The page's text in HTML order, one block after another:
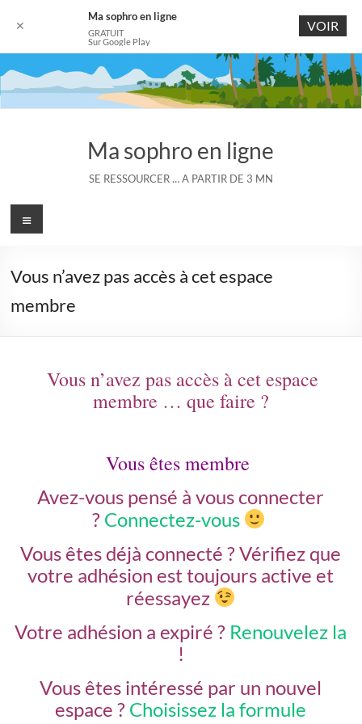
au
contenu
Ma sophro en ligne
SE RESSOURCER … A PARTIR DE 3 MN
Menu
Vous n’avez pas accès à cet espace
membre
Vous n’avez pas accès à cet espace
membre … que faire ?
Vous êtes membre
Avez-vous pensé à vous connecter
? Connectez-vous
Vous êtes déjà connecté ?Vérifiez que
votre adhésion est toujours active et
réessayez
Votre adhésion a expiré ? Renouvelez la
!
Vous êtes intéressé par un nouvel
espace ? Choisissez la formule
✕
Ma sophro en ligne
GRATUIT
Sur Google Play
VOIR